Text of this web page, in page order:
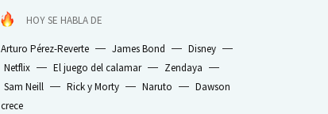
HOY SE HABLA DE
Arturo Pérez-Reverte James Bond
Disney
Netflix
El juego del calamar
Zendaya
Sam Neill
Rick y Morty Naruto
Dawson
crece